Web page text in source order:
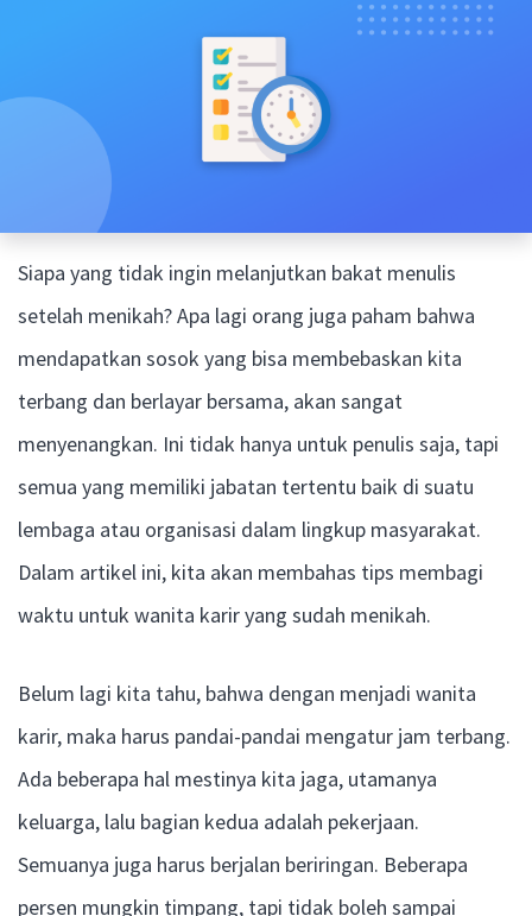
Siapa yang tidak ingin melanjutkan bakat menulis
setelah menikah? Apa lagi orang juga paham bahwa
mendapatkan sosok yang bisa membebaskan kita
terbang dan berlayar bersama, akan sangat
menyenangkan. Ini tidak hanya untuk penulis saja, tapi
semua yang memiliki jabatan tertentu baik di suatu
lembaga atau organisasi dalam lingkup masyarakat.
Dalam artikel ini, kita akan membahas tips membagi
waktu untuk wanita karir yang sudah menikah.
Belum lagi kita tahu, bahwa dengan menjadi wanita
karir, maka harus pandai-pandai mengatur jam terbang.
Ada beberapa hal mestinya kita jaga, utamanya
keluarga, lalu bagian kedua adalah pekerjaan.
Semuanya juga harus berjalan beriringan. Beberapa
persen mungkin timpang, tapi tidak boleh sampai